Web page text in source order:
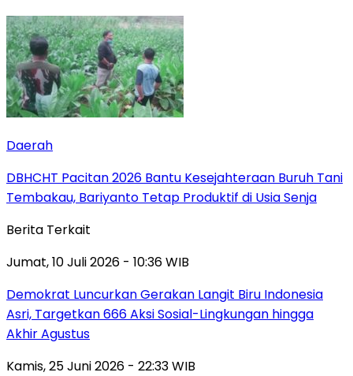
Daerah
DBHCHT Pacitan 2026 Bantu Kesejahteraan Buruh Tani
Tembakau, Bariyanto Tetap Produktif di Usia Senja
Berita Terkait
Jumat, 10 Juli 2026 - 10:36 WIB
Demokrat Luncurkan Gerakan Langit Biru Indonesia
Asri, Targetkan 666 Aksi Sosial-Lingkungan hingga
Akhir Agustus
Kamis, 25 Juni 2026 - 22:33 WIB